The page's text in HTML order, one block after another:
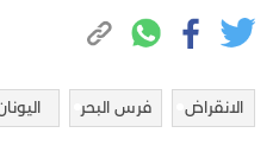
الانقراض فرس البحر